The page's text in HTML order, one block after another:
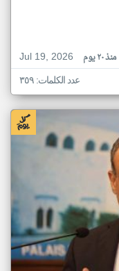
Jul 19, 2026
منذ ٢٠ يوم
عدد الكلمات: ٣٥٩